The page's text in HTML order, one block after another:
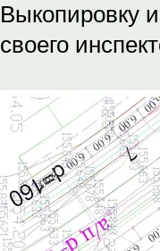
Выкопировку
своего